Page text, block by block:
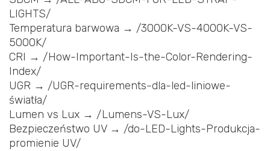
LIGHTS/
Temperatura barwowa → /3000K-VS-4000K-VS-
5000K/
CRI → /How-Important-Is-the-Color-Rendering-
Index/
UGR → /UGR-requirements-dla-led-liniowe-
światła/
Lumen vs Lux → /Lumens-VS-Lux/
Bezpieczeństwo UV → /do-LED-Lights-Produkcja-
promienie UV/